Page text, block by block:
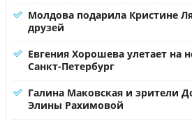
Молдова подарила Кристине
друзей
Евгения Хорошева улетает на
Санкт-Петербург
Галина Маковская и зрители
Элины Рахимовой